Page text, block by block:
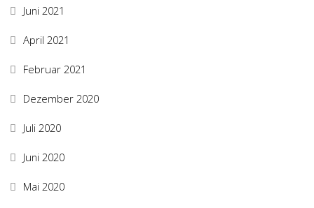
Juni 2021
April 2021
Februar 2021
Dezember 2020
Juli 2020
Juni 2020
Mai 2020